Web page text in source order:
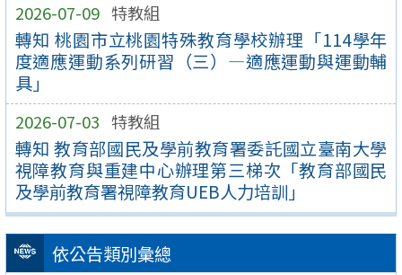
2026-07-09 特教組
轉知 桃園市立桃園特殊教育學校辦理「114學年
度適應運動系列研習（三）—適應運動與運動輔
具」
2026-07-03 特教組
轉知 教育部國民及學前教育署委託國立臺南大學
視障教育與重建中心辦理第三梯次「教育部國民
及學前教育署視障教育UEB人力培訓」
依公告類別彙總